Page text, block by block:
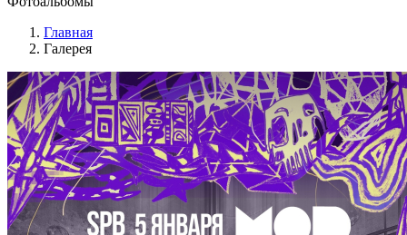
Главная
Галерея